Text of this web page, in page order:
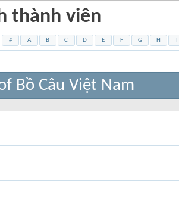
thành viên
# A B C D E F G H
Bồ Câu Việt Nam